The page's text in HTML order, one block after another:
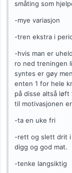
småting som
-mye variasjon
-tren ekstra i
-hvis man er
ro ned treningen
syntes er gøy
enten 1 for hele
på disse altså
til motivasjonen
-ta en uke fri
-rett og slett drit i
digg og god mat.
-tenke langsiktig